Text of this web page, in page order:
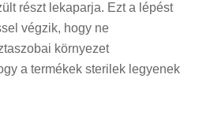
részt lekaparja. Ezt a lépést
végzik, hogy ne
környezet
a termékek sterilek legyenek